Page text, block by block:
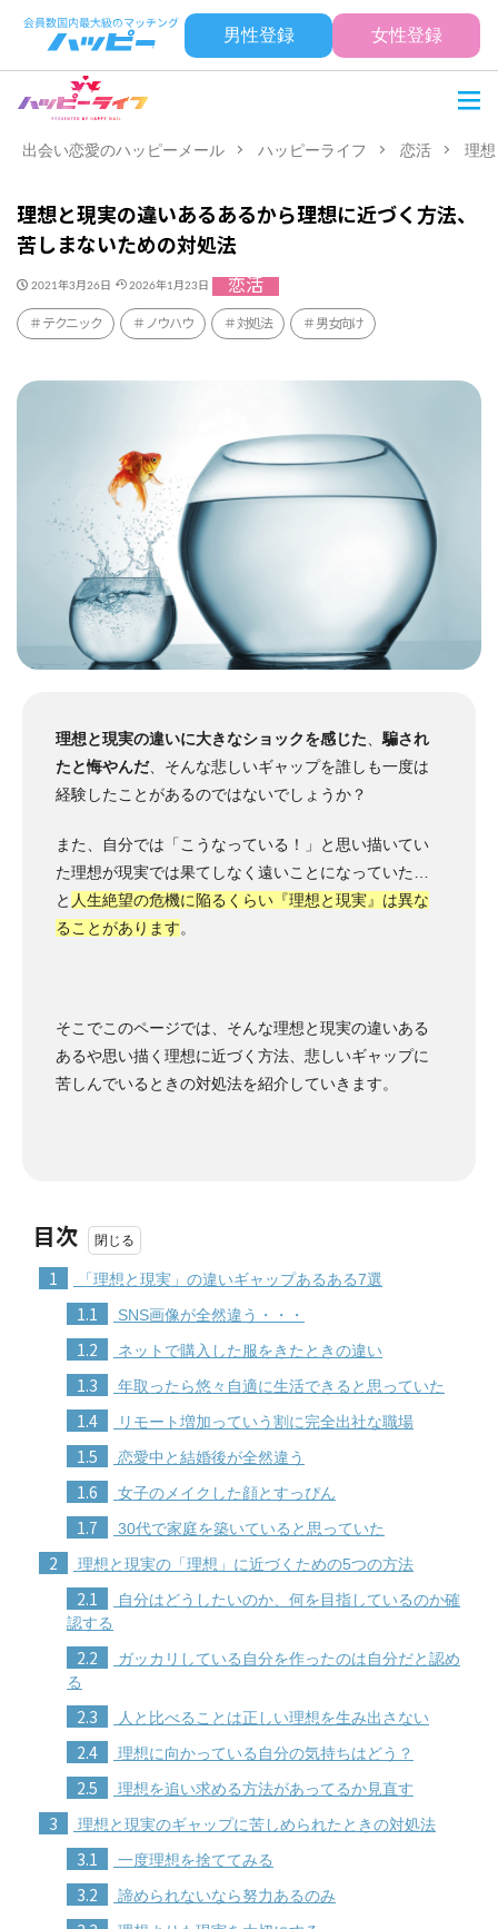
男性登録 女性登録
出会い恋愛のハッピーメール ハッピーライフ 恋活 理
理想と現実の違いあるあるから理想に近づく方法、
苦しまないための対処法
2021年3月26日 2026年1月23日 恋活
テクニック ノウハウ 対処法 男女向け
理想と現実の違いに大きなショックを感じた
騙され
たと悔やんだ、そんな悲しいギャップを誰しも一度は
経験したことがあるのではないでしょうか？
また、自分では「こうなっている！」と思い描いてい
た理想が現実では果てしなく遠いことになっていた…
と 人生絶望の危機に陥るくらい『理想と現実』は異な
ることがあります。
そこでこのページでは、そんな理想と現実の違いある
あるや思い描く理想に近づく方法、悲しいギャップに
苦しんでいるときの対処法を紹介していきます。
目次
1 「理想と現実」の違いギャップあるある7選
1.1 SNS画像が全然違う・・・
1.2 ネットで購入した服をきたときの違い
1.3 年取ったら悠々自適に生活できると思っていた
1.4 リモート増加っていう割に完全出社な職場
1.5 恋愛中と結婚後が全然違う
1.6 女子のメイクした顔とすっぴん
1.7 30代で家庭を築いていると思っていた
2 理想と現実の「理想」に近づくための5つの方法
2.1
自分はどうしたいのか、何を目指しているのか確
認する
2.2
ガッカリしている自分を作ったのは自分だと認め
る
2.3 人と比べることは正しい理想を生み出さない
2.4 理想に向かっている自分の気持ちはどう？
2.5 理想を追い求める方法があってるか見直す
3 理想と現実のギャップに苦しめられたときの対処法
3.1 一度理想を捨ててみる
3.2 諦められないなら努力あるのみ